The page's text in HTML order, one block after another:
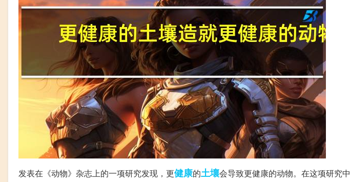
发表在《动物》杂志上的一项研究发现，更健康的土壤会导致更健康的动物。在这项研究